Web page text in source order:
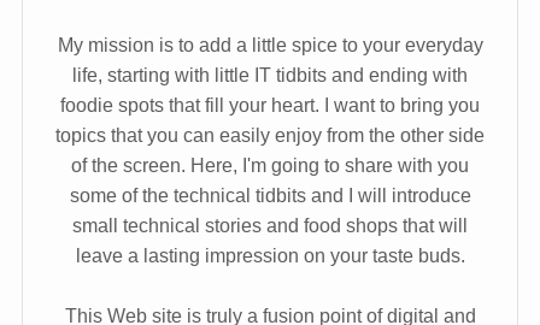
My mission is to add a little spice to your everyday
life, starting with little IT tidbits and ending with
foodie spots that fill your heart. I want to bring you
topics that you can easily enjoy from the other side
of the screen. Here, I'm going to share with you
some of the technical tidbits and I will introduce
small technical stories and food shops that will
leave a lasting impression on your taste buds.
This Web site is truly a fusion point of digital and